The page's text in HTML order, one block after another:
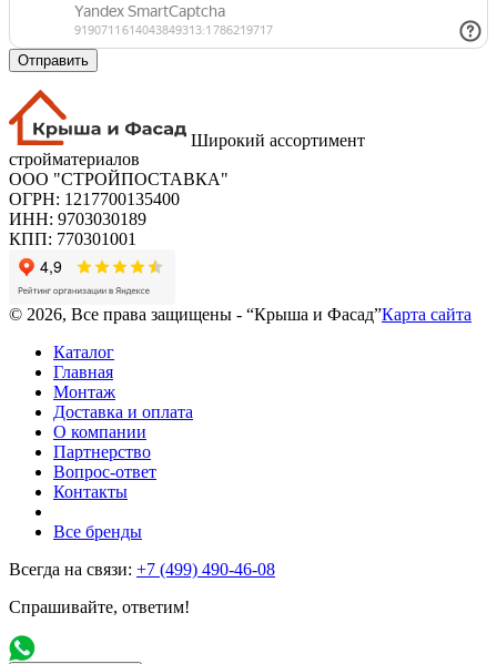
Отправить
Широкий ассортимент
стройматериалов
ООО "СТРОЙПОСТАВКА"
ОГРН: 1217700135400
ИНН: 9703030189
КПП: 770301001
© 2026, Все права защищены - “Крыша и Фасад”Карта сайта
Каталог
Главная
Монтаж
Доставка и оплата
О компании
Партнерство
Вопрос-ответ
Контакты
Все бренды
Всегда на связи: +7 (499) 490-46-08
Спрашивайте, ответим!